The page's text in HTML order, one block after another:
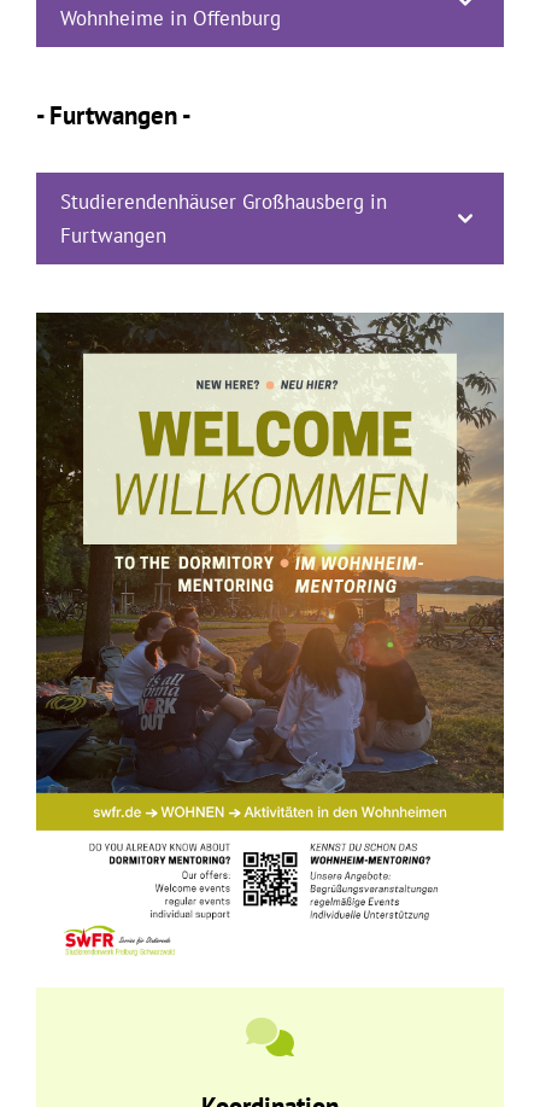
Wohnheime in Offenburg
- Furtwangen -
Studierendenhäuser Großhausberg in
Furtwangen